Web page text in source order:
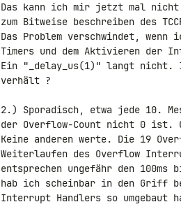
Das kann ich mir jetzt mal
zum Bitweise beschreiben des
Das Problem verschwindet,
Timers und dem Aktivieren der
Ein "_delay_us(1)" langt nicht.
verhält ?
2.) Sporadisch, etwa jede 10.
der Overflow-Count nicht 0
Keine anderen werte. Die 19
Weiterlaufen des Overflow
entsprechen ungefähr den 100ms
hab ich scheinbar in den Griff